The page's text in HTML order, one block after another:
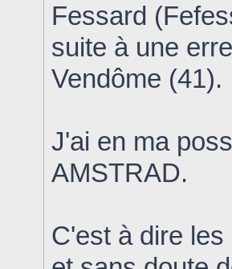
Fessard
suite à une
Vendôme (41).
J'ai en ma
AMSTRAD.
C'est à dire